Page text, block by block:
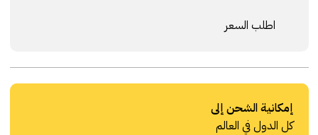
اطلب السعر
إمكانية الشحن إلى
كل الدول في العالم